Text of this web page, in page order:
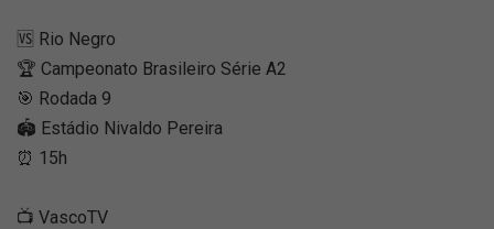
🆚 Rio Negro
🏆 Campeonato Brasileiro Série A2
🎯 Rodada 9
🏟 Estádio Nivaldo Pereira
⏰ 15h
📺 VascoTV